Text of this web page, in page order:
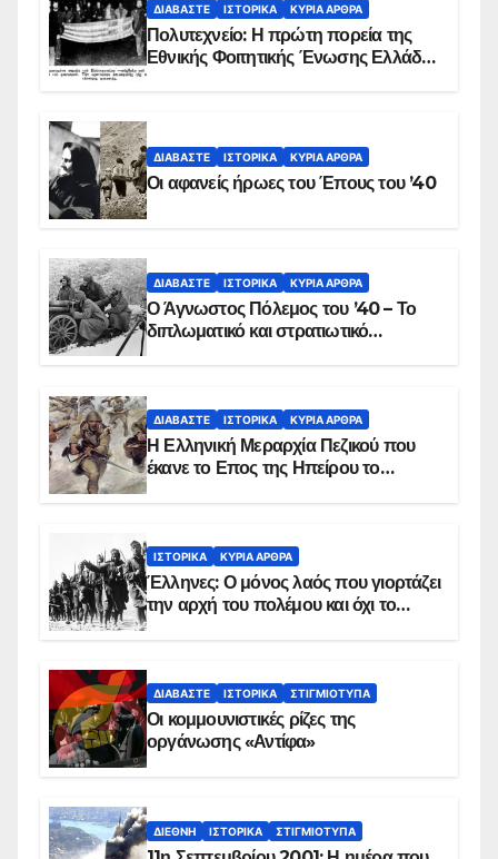
ΔΙΑΒΆΣΤΕ ΙΣΤΟΡΙΚΆ ΚΥΡΙΑ ΑΡΘΡΑ
Πολυτεχνείο: Η πρώτη πορεία της
Εθνικής Φοιτητικής Ένωσης Ελλάδος
ΔΙΑΒΆΣΤΕ ΙΣΤΟΡΙΚΆ ΚΥΡΙΑ ΑΡΘΡΑ
Οι αφανείς ήρωες του Έπους του ’40
ΔΙΑΒΆΣΤΕ ΙΣΤΟΡΙΚΆ ΚΥΡΙΑ ΑΡΘΡΑ
Ο Άγνωστος Πόλεμος του ’40 – Το
διπλωματικό και στρατιωτικό
ΔΙΑΒΆΣΤΕ ΙΣΤΟΡΙΚΆ ΚΥΡΙΑ ΑΡΘΡΑ
Η Ελληνική Μεραρχία Πεζικού που
έκανε το Επος της Ηπείρου το
ΙΣΤΟΡΙΚΆ ΚΥΡΙΑ ΑΡΘΡΑ
Έλληνες: Ο μόνος λαός που γιορτάζει
την αρχή του πολέμου και όχι το
ΔΙΑΒΆΣΤΕ ΙΣΤΟΡΙΚΆ ΣΤΙΓΜΙΌΤΥΠΑ
Οι κομμουνιστικές ρίζες της
οργάνωσης «Αντίφα»
ΔΙΕΘΝΉ ΙΣΤΟΡΙΚΆ ΣΤΙΓΜΙΌΤΥΠΑ